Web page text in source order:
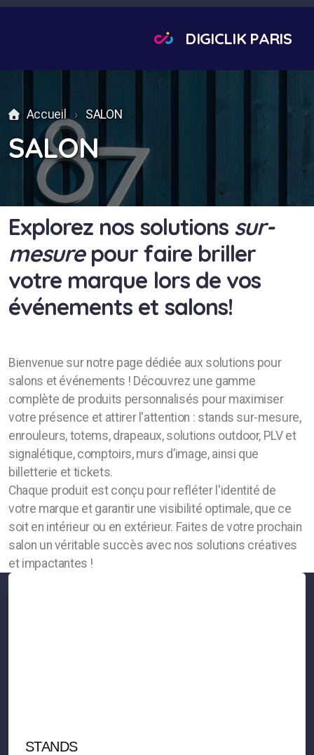
DIGICLIK PARIS
Accueil SALON
SALON
Explorez nos solutions sur-
mesurepour faire briller
votre marque lors de vos
événements et salons!
Bienvenue sur notre page dédiée aux solutions pour
salons et événements ! Découvrez une gamme
complète de produits personnalisés pour maximiser
votre présence et attirer l'attention : stands sur-mesure,
enrouleurs, totems, drapeaux, solutions outdoor, PLV et
signalétique, comptoirs, murs d’image, ainsi que
billetterie et tickets.
Chaque produit est conçu pour refléter l'identité de
votre marque et garantir une visibilité optimale, que ce
soit en intérieur ou en extérieur. Faites de votre prochain
salon un véritable succès avec nos solutions créatives
et impactantes !
STANDS
Enseigne Bandeau
Enseigne volume
Enseigne imprimée
Enseigne Drapeau
Caiss Lumineux Led 3D
Caisson lumineux double face
Caisson lumineux a joint creux
Caisson lumineux double face ultra plat
Enseigne de toit
Enseigne corporative
Lettres découpées